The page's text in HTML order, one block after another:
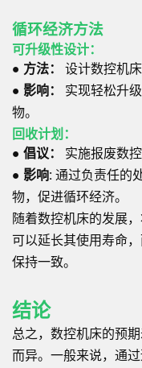
循环经济方法
可升级性设计：
● 方法：
设计数控机
● 影响：
实现轻松升
物。
回收计划：
● 倡议：
实施报废数
● 影响: 通过负责任的
物，促进循环经济。
随着数控机床的发展
可以延长其使用寿命
保持一致。
结论
总之，数控机床的预
而异。一般来说，通